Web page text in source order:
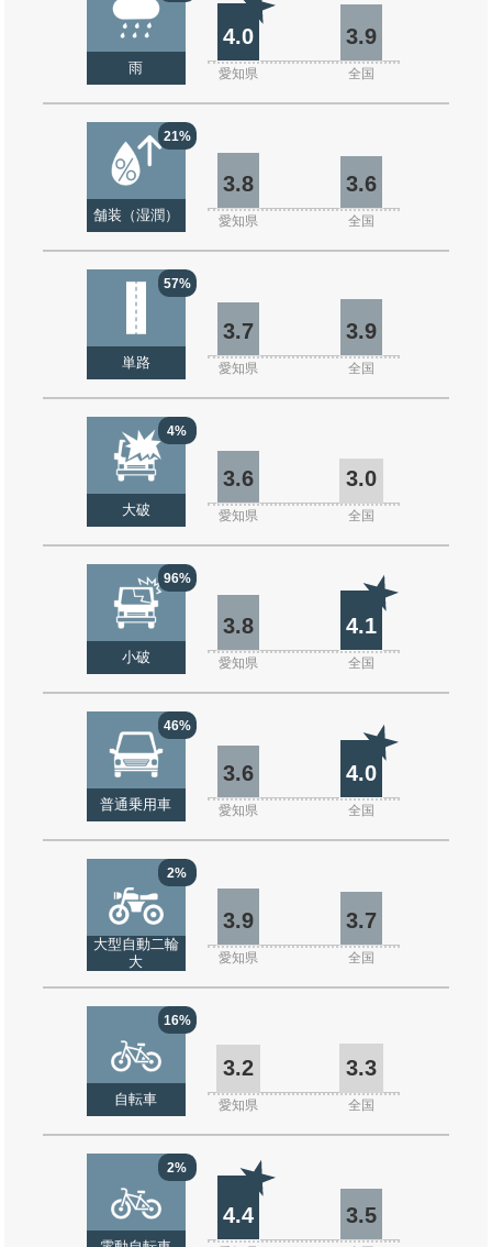
雨
4.0 3.9
愛知県 全国
21%
舗装（湿潤）
3.8 3.6
愛知県 全国
57%
単路
3.7 3.9
愛知県 全国
4%
大破
3.6 3.0
愛知県 全国
96%
小破
3.8 4.1
愛知県 全国
46%
普通乗用車
3.6 4.0
愛知県 全国
2%
大型自動二輪
大
3.9 3.7
愛知県 全国
16%
自転車
3.2 3.3
愛知県 全国
2%
4.4 3.5